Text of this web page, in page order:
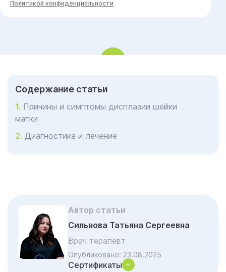
Политикой конфиденциальности
Cодержание статьи
Причины и симптомы дисплазии шейки
матки
Диагностика и лечение
Автор статьи
Сильнова Татьяна Сергеевна
Врач терапевт
Опубликовано: 23.08.2025
Сертификаты